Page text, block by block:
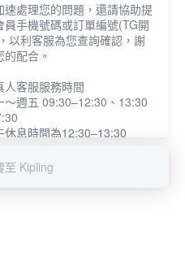
速處理您的問題，還請協助提
員手機號碼或訂單編號(TG開
以利客服為您查詢確認，謝
的配合。
人客服服務時間
～週五 09:30–12:30、13:30
休息時間為12:30–13:30
您：系統會自動已讀訊息，如
至 Kipling